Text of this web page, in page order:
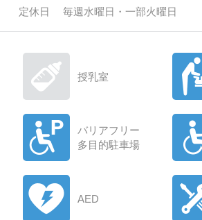
定休日
毎週水曜日・一部火曜日
授乳室
バリアフリー
多目的駐車場
AED